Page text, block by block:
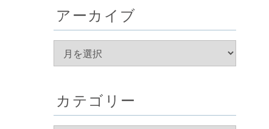
アーカイブ
カテゴリー